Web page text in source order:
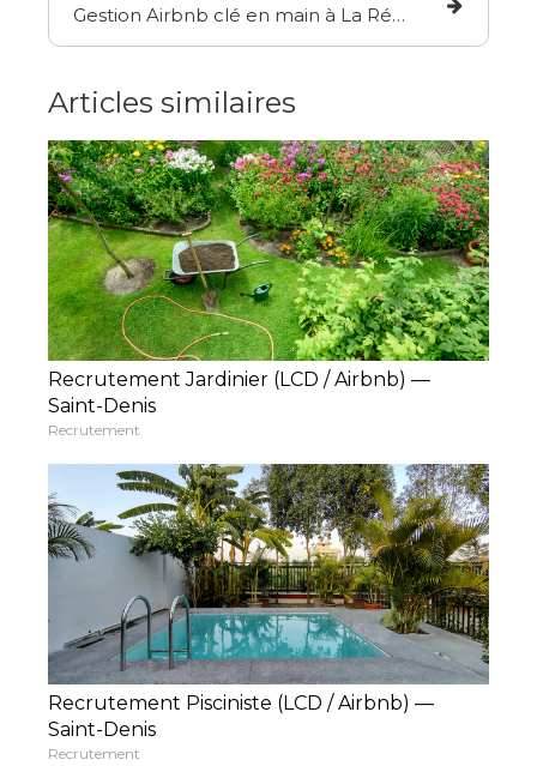
Gestion Airbnb clé en main à La Réunion : ce que ça change vraiment pour les propriétaires
Articles similaires
Recrutement Jardinier (LCD / Airbnb) —
Saint-Denis
Recrutement
Recrutement Pisciniste (LCD / Airbnb) —
Saint-Denis
Recrutement